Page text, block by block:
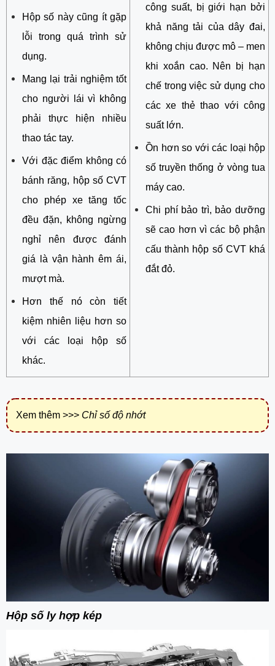
Hộp số này cũng ít gặp
lỗi trong quá trình sử
dụng.
Mang lại trải nghiệm tốt
cho người lái vì không
phải thực hiện nhiều
thao tác tay.
Với đặc điểm không có
bánh răng, hộp số CVT
cho phép xe tăng tốc
đều đặn, không ngừng
nghỉ nên được đánh
giá là vận hành êm ái,
mượt mà.
Hơn thế nó còn tiết
kiệm nhiên liệu hơn so
với các loại hộp số
khác.
công suất, bị giới hạn bởi
khả năng tải của dây đai,
không chịu được mô – men
khi xoắn cao. Nên bị hạn
chế trong việc sử dụng cho
các xe thẻ thao với công
suất lớn.
Ồn hơn so với các loại hộp
số truyền thống ở vòng tua
máy cao.
Chi phí bảo trì, bảo dưỡng
sẽ cao hơn vì các bộ phận
cấu thành hộp số CVT khá
đắt đỏ.
Xem thêm >>> Chỉ số độ nhớt
Hộp số ly hợp kép